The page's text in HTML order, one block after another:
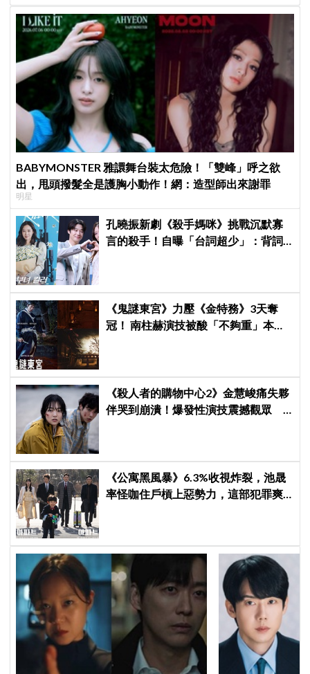
BABYMONSTER 雅譞舞台裝太危險！「雙峰」呼之欲
出，甩頭撥髮全是護胸小動作！網：造型師出來謝罪
明星
孔曉振新劇《殺手媽咪》挑戰沉默寡
言的殺手！自曝「台詞超少」：背詞
《鬼謎東宮》力壓《金特務》3天奪
冠！ 南柱赫演技被酸「不夠重」本人
《殺人者的購物中心2》金慧峻痛失夥
伴哭到崩潰！爆發性演技震撼觀眾
《公寓黑風暴》6.3%收視炸裂，池晟
率怪咖住戶槓上惡勢力，這部犯罪爽